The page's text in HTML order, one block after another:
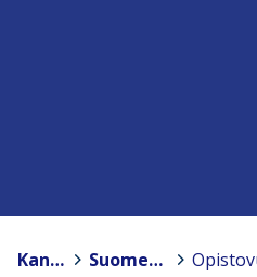
Kansanopistot Suomen Kansanopistoyhdistys – Finlands Folkhögskolförening ry >